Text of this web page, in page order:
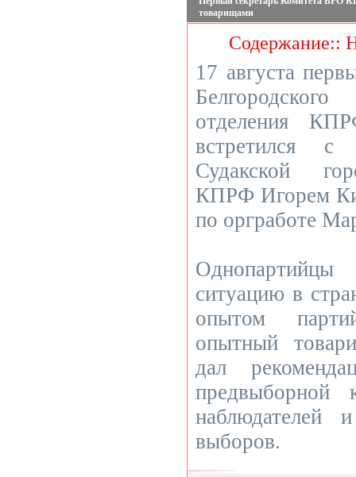
товарищами
Содержание::
17 августа
отделения
встретился с
Судакской
КПРФ Игорем
по оргработе
ситуацию в
опытом
опытный
дал
предвыборной
выборов.